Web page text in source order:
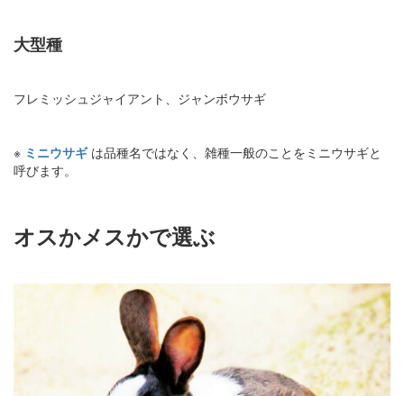
大型種
フレミッシュジャイアント、ジャンボウサギ
※ ミニウサギ は品種名ではなく、雑種一般のことをミニウサギと
呼びます。
オスかメスかで選ぶ